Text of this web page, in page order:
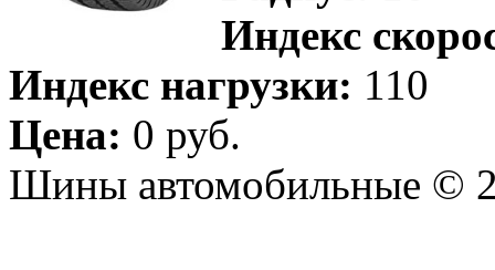
Индекс
Индекс нагрузки: 110
Цена: 0 руб.
Шины автомобильные ©